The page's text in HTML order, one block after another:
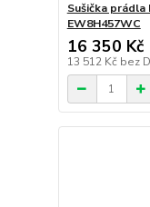
Sušička
EW8H457WC
16 350 Kč
13 512 Kč bez